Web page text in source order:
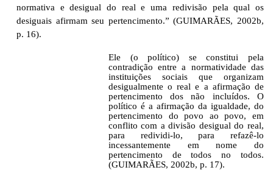
normativa e desigual do real e uma redivisão pela qual os
desiguais afirmam seu pertencimento.” (GUIMARÃES, 2002b,
p. 16).
Ele (o político) se constitui pela
contradição entre a normatividade das
instituições sociais que organizam
desigualmente o real e a afirmação de
pertencimento dos não incluídos. O
político é a afirmação da igualdade, do
pertencimento do povo ao povo, em
conflito com a divisão desigual do real,
para redividi-lo, para refazê-lo
incessantemente em nome do
pertencimento de todos no todos.
(GUIMARÃES, 2002b, p. 17).